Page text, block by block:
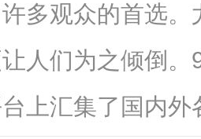
多观众的首选
人们为之倾倒
上汇集了国内外